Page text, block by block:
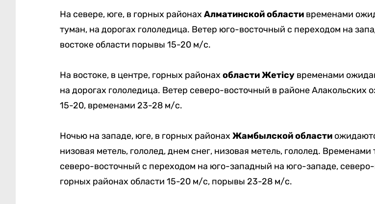
На севере, юге, в горных районах Алматинской областивременами
туман, на дорогах гололедица. Ветер юго-восточный с переходом на
востоке области порывы 15-20 м/с.
На востоке, в центре, горных районах области Жетісувременами
на дорогах гололедица. Ветер северо-восточный в районе Алакольских
15-20, временами 23-28 м/с.
Ночью на западе, юге, в горных районах Жамбылской области
низовая метель, гололед, днем снег, низовая метель, гололед. Временами
северо-восточный с переходом на юго-западный на юго-западе, северо-
горных районах области 15-20 м/с, порывы 23-28 м/с.